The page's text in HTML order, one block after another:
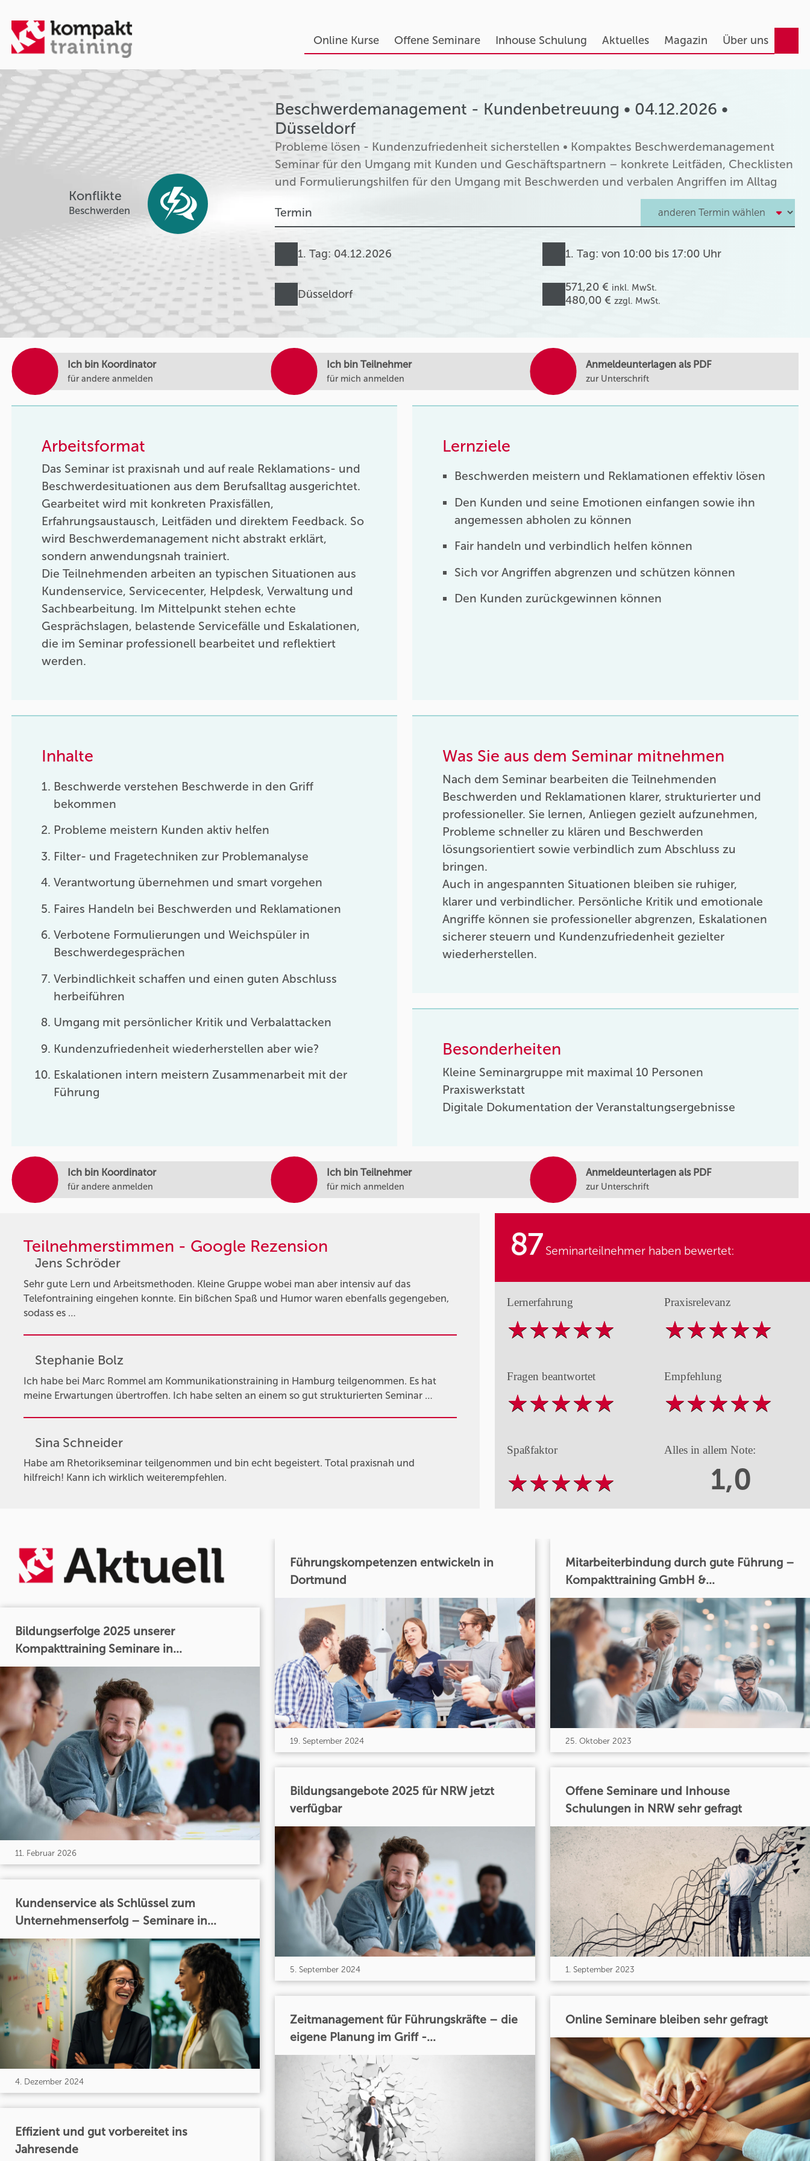
Online Kurse Offene Seminare Inhouse Schulung Aktuelles Magazin Über uns
Konflikte
Beschwerden
Beschwerdemanagement - Kundenbetreuung • 04.12.2026 •
Düsseldorf
Probleme lösen - Kundenzufriedenheit sicherstellen • Kompaktes Beschwerdemanagement
Seminar für den Umgang mit Kunden und Geschäftspartnern – konkrete Leitfäden, Checklisten
und Formulierungshilfen für den Umgang mit Beschwerden und verbalen Angriffen im Alltag
Termin
1. Tag: 04.12.2026 1. Tag: von 10:00 bis 17:00 Uhr
Düsseldorf
571,20 € inkl. MwSt.
480,00 € zzgl. MwSt.
Ich bin Koordinator
für andere anmelden
Ich bin Teilnehmer
für mich anmelden
Anmeldeunterlagen als PDF
zur Unterschrift
Arbeitsformat
Das Seminar ist praxisnah und auf reale Reklamations- und
Beschwerdesituationen aus dem Berufsalltag ausgerichtet.
Gearbeitet wird mit konkreten Praxisfällen,
Erfahrungsaustausch, Leitfäden und direktem Feedback. So
wird Beschwerdemanagement nicht abstrakt erklärt,
sondern anwendungsnah trainiert.
Die Teilnehmenden arbeiten an typischen Situationen aus
Kundenservice, Servicecenter, Helpdesk, Verwaltung und
Sachbearbeitung. Im Mittelpunkt stehen echte
Gesprächslagen, belastende Servicefälle und Eskalationen,
die im Seminar professionell bearbeitet und reflektiert
werden.
Lernziele
Beschwerden meistern und Reklamationen effektiv lösen
Den Kunden und seine Emotionen einfangen sowie ihn
angemessen abholen zu können
Fair handeln und verbindlich helfen können
Sich vor Angriffen abgrenzen und schützen können
Den Kunden zurückgewinnen können
Inhalte
Beschwerde verstehen Beschwerde in den Griff
bekommen
Probleme meistern Kunden aktiv helfen
Filter- und Fragetechniken zur Problemanalyse
Verantwortung übernehmen und smart vorgehen
Faires Handeln bei Beschwerden und Reklamationen
Verbotene Formulierungen und Weichspüler in
Beschwerdegesprächen
Verbindlichkeit schaffen und einen guten Abschluss
herbeiführen
Umgang mit persönlicher Kritik und Verbalattacken
Kundenzufriedenheit wiederherstellen aber wie?
Eskalationen intern meistern Zusammenarbeit mit der
Führung
Was Sie aus dem Seminar mitnehmen
Nach dem Seminar bearbeiten die Teilnehmenden
Beschwerden und Reklamationen klarer, strukturierter und
professioneller. Sie lernen, Anliegen gezielt aufzunehmen,
Probleme schneller zu klären und Beschwerden
lösungsorientiert sowie verbindlich zum Abschluss zu
bringen.
Auch in angespannten Situationen bleiben sie ruhiger,
klarer und verbindlicher. Persönliche Kritik und emotionale
Angriffe können sie professioneller abgrenzen, Eskalationen
sicherer steuern und Kundenzufriedenheit gezielter
wiederherstellen.
Besonderheiten
Kleine Seminargruppe mit maximal 10 Personen
Praxiswerkstatt
Digitale Dokumentation der Veranstaltungsergebnisse
Ich bin Koordinator
für andere anmelden
Ich bin Teilnehmer
für mich anmelden
Anmeldeunterlagen als PDF
zur Unterschrift
Teilnehmerstimmen - Google Rezension
Jens Schröder
Sehr gute Lern und Arbeitsmethoden. Kleine Gruppe wobei man aber intensiv auf das
Telefontraining eingehen konnte. Ein bißchen Spaß und Humor waren ebenfalls gegengeben,
sodass es …
Stephanie Bolz
Ich habe bei Marc Rommel am Kommunikationstraining in Hamburg teilgenommen. Es hat
meine Erwartungen übertroffen. Ich habe selten an einem so gut strukturierten Seminar …
Sina Schneider
Habe am Rhetorikseminar teilgenommen und bin echt begeistert. Total praxisnah und
hilfreich! Kann ich wirklich weiterempfehlen.
87 Seminarteilnehmer haben bewertet:
Lernerfahrung Praxisrelevanz
Fragen beantwortet Empfehlung
Spaßfaktor Alles in allem Note:
1,0
Bildungserfolge 2025 unserer
Kompakttraining Seminare in...
11. Februar 2026
Kundenservice als Schlüssel zum
Unternehmenserfolg – Seminare in...
4. Dezember 2024
Effizient und gut vorbereitet ins
Jahresende
Führungskompetenzen entwickeln in
Dortmund
19. September 2024
Bildungsangebote 2025 für NRW jetzt
verfügbar
5. September 2024
Zeitmanagement für Führungskräfte – die
eigene Planung im Griff -...
Mitarbeiterbindung durch gute Führung –
Kompakttraining GmbH &...
25. Oktober 2023
Offene Seminare und Inhouse
Schulungen in NRW sehr gefragt
1. September 2023
Online Seminare bleiben sehr gefragt